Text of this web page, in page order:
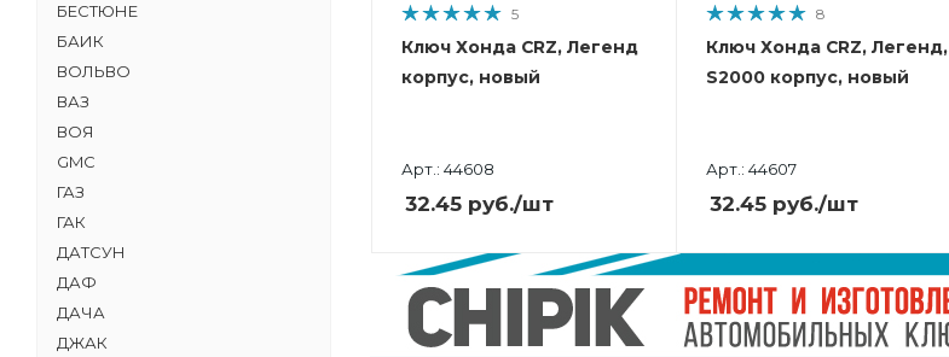
5
Ключ Хонда CRZ, Легенд
корпус, новый
Арт.: 44608
32.45 руб./шт
8
Ключ Хонда CRZ, Легенд,
S2000 корпус, новый
Арт.: 44607
32.45руб./шт
БЕСТЮНЕ
БАИК
ВОЛЬВО
ВАЗ
ВОЯ
GMC
ГАЗ
ГАК
ДАТСУН
ДАФ
ДАЧА
ДЖАК